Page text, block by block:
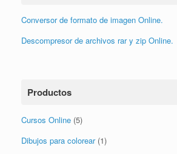
Conversor de formato de imagen Online.
Descompresor de archivos rar y zip Online.
Productos
Cursos Online (5)
Dibujos para colorear (1)